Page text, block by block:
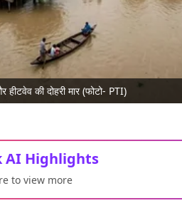
हीटवेव की दोहरी मार (फोटो- PTI)
AI Highlights
to view more